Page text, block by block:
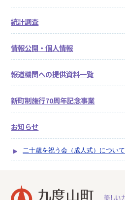
統計調査
情報公開・個人情報
報道機関への提供資料一覧
新町制施行70周年記念事業
お知らせ
二十歳を祝う会（成人式）について